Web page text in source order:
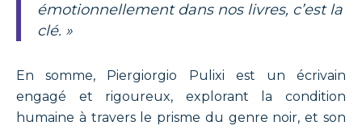
émotionnellement dans nos livres, c’est la
clé. »
En somme, Piergiorgio Pulixi est un écrivain
engagé et rigoureux, explorant la condition
humaine à travers le prisme du genre noir, et son